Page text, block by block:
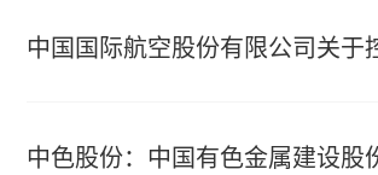
中国国际航空股份有限公司关
中色股份：中国有色金属建设股